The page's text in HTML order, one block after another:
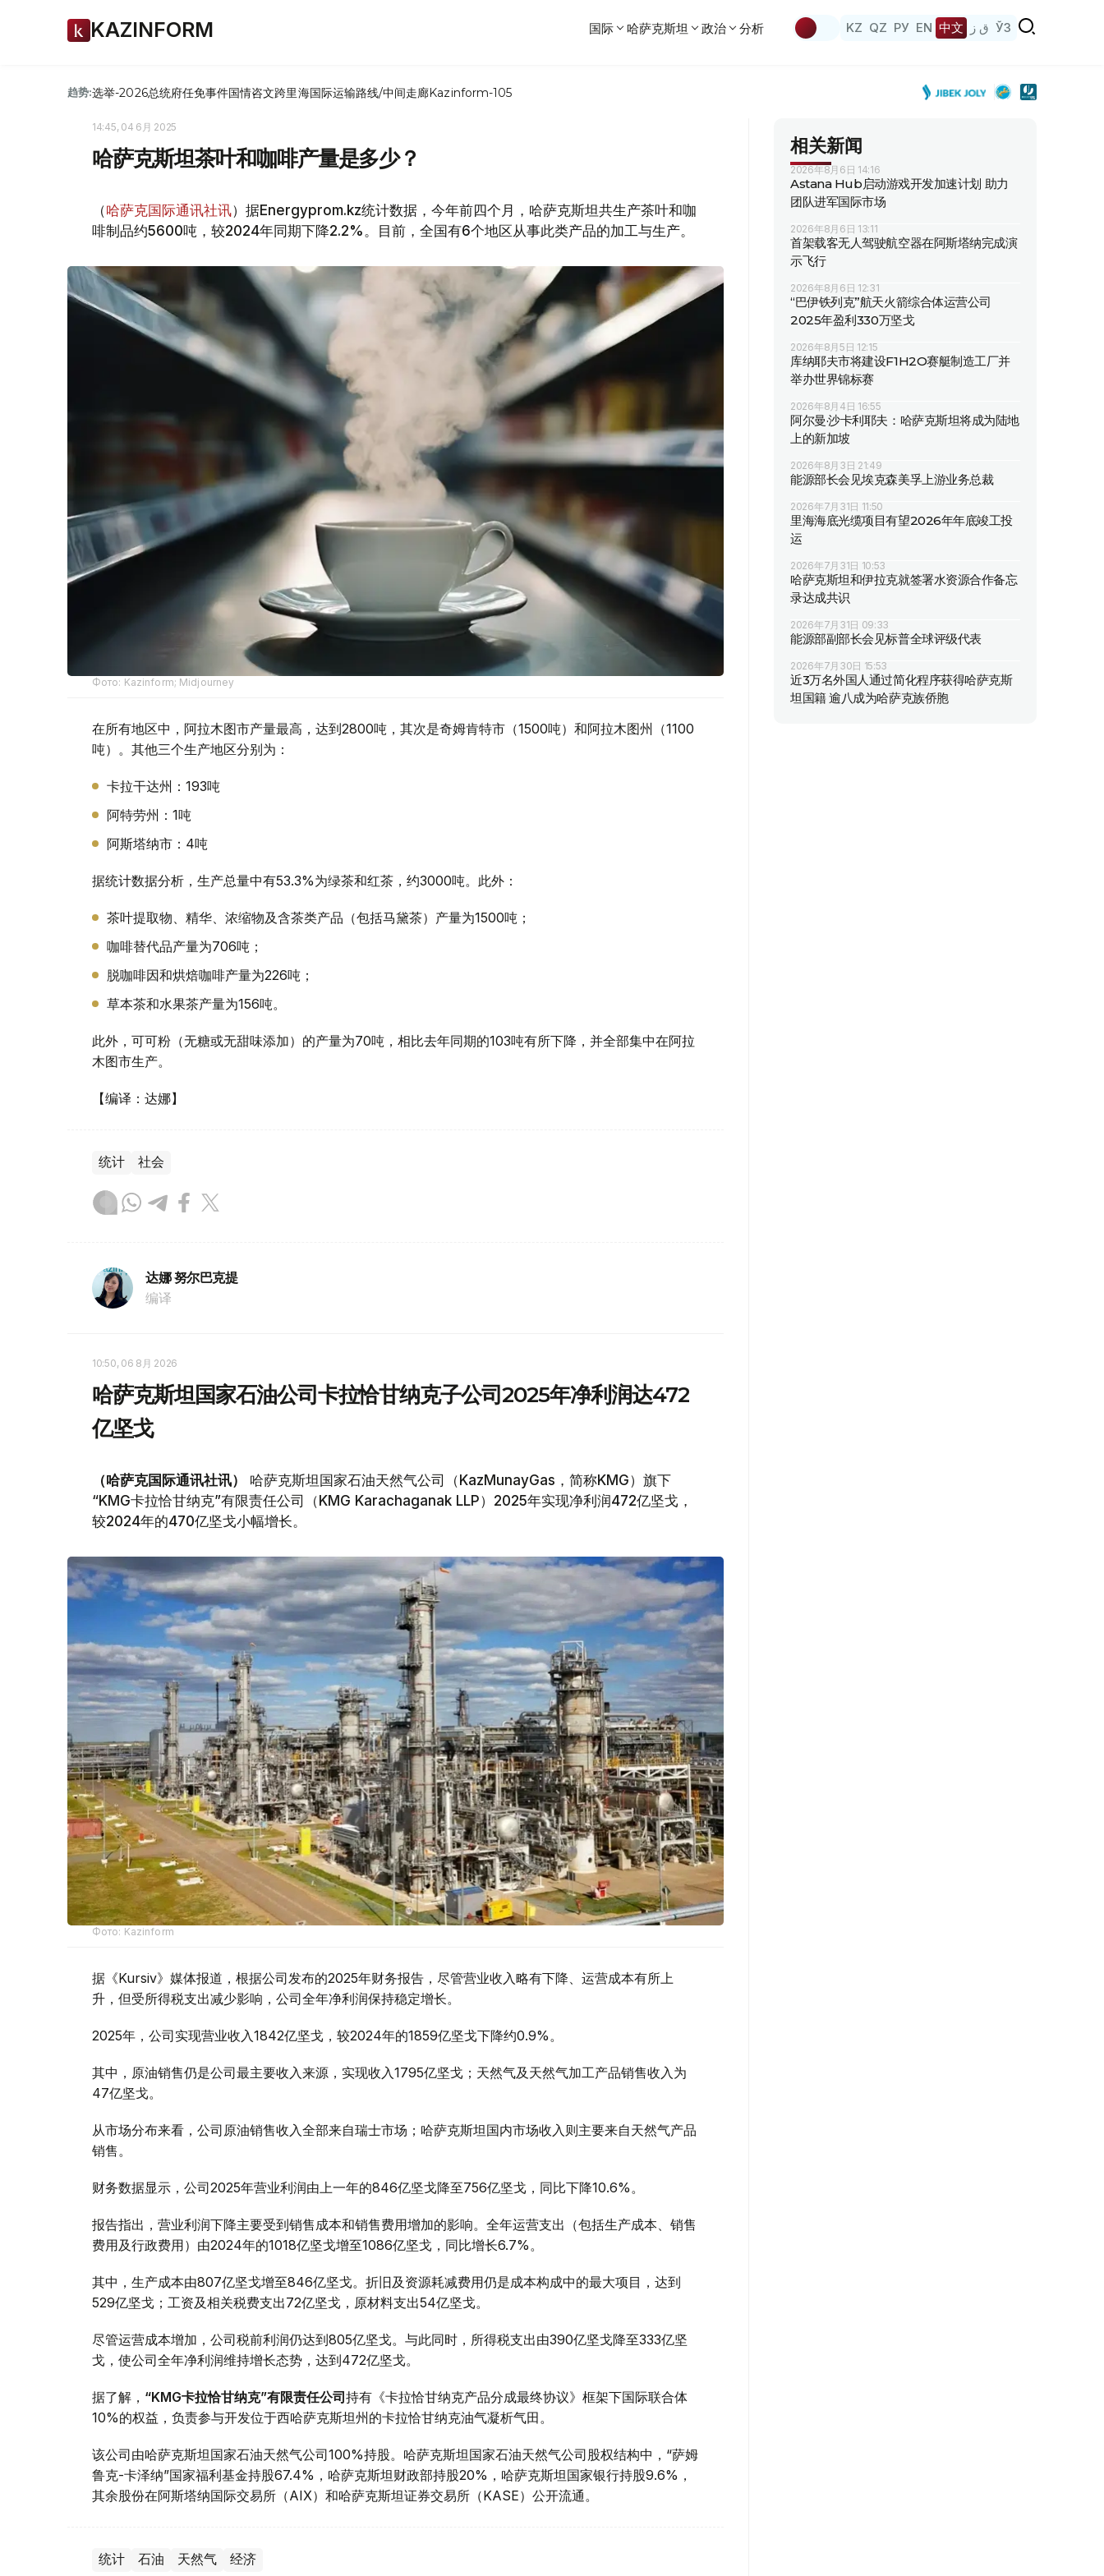
KAZINFORM 国际 哈萨克斯坦 政治 分析 KZ QZ РУ EN 中文 ق ز ЎЗ
趋势:选举-2026总统府任免事件国情咨文跨里海国际运输路线/中间走廊Kazinform-105
14:45, 04 6月 2025
哈萨克斯坦茶叶和咖啡产量是多少？
（哈萨克国际通讯社讯）据Еnergyprom.kz统计数据，今年前四个月，哈萨克斯坦共生产茶叶和咖
啡制品约5600吨，较2024年同期下降2.2%。目前，全国有6个地区从事此类产品的加工与生产。
Фото: Kazinform; Midjourney
在所有地区中，阿拉木图市产量最高，达到2800吨，其次是奇姆肯特市（1500吨）和阿拉木图州（1100
吨）。其他三个生产地区分别为：
卡拉干达州：193吨
阿特劳州：1吨
阿斯塔纳市：4吨
据统计数据分析，生产总量中有53.3%为绿茶和红茶，约3000吨。此外：
茶叶提取物、精华、浓缩物及含茶类产品（包括马黛茶）产量为1500吨；
咖啡替代品产量为706吨；
脱咖啡因和烘焙咖啡产量为226吨；
草本茶和水果茶产量为156吨。
此外，可可粉（无糖或无甜味添加）的产量为70吨，相比去年同期的103吨有所下降，并全部集中在阿拉
木图市生产。
【编译：达娜】
统计 社会
达娜 努尔巴克提
编译
10:50, 06 8月 2026
哈萨克斯坦国家石油公司卡拉恰甘纳克子公司2025年净利润达472
亿坚戈
（哈萨克国际通讯社讯）
哈萨克斯坦国家石油天然气公司（KazMunayGas，简称KMG）旗下
“KMG卡拉恰甘纳克”有限责任公司（KMG Karachaganak LLP）2025年实现净利润472亿坚戈，
较2024年的470亿坚戈小幅增长。
Фото: Kazinform
据《Kursiv》媒体报道，根据公司发布的2025年财务报告，尽管营业收入略有下降、运营成本有所上
升，但受所得税支出减少影响，公司全年净利润保持稳定增长。
2025年，公司实现营业收入1842亿坚戈，较2024年的1859亿坚戈下降约0.9%。
其中，原油销售仍是公司最主要收入来源，实现收入1795亿坚戈；天然气及天然气加工产品销售收入为
47亿坚戈。
从市场分布来看，公司原油销售收入全部来自瑞士市场；哈萨克斯坦国内市场收入则主要来自天然气产品
销售。
财务数据显示，公司2025年营业利润由上一年的846亿坚戈降至756亿坚戈，同比下降10.6%。
报告指出，营业利润下降主要受到销售成本和销售费用增加的影响。全年运营支出（包括生产成本、销售
费用及行政费用）由2024年的1018亿坚戈增至1086亿坚戈，同比增长6.7%。
其中，生产成本由807亿坚戈增至846亿坚戈。折旧及资源耗减费用仍是成本构成中的最大项目，达到
529亿坚戈；工资及相关税费支出72亿坚戈，原材料支出54亿坚戈。
尽管运营成本增加，公司税前利润仍达到805亿坚戈。与此同时，所得税支出由390亿坚戈降至333亿坚
戈，使公司全年净利润维持增长态势，达到472亿坚戈。
据了解， “KMG卡拉恰甘纳克”有限责任公司持有《卡拉恰甘纳克产品分成最终协议》框架下国际联合体
10%的权益，负责参与开发位于西哈萨克斯坦州的卡拉恰甘纳克油气凝析气田。
该公司由哈萨克斯坦国家石油天然气公司100%持股。哈萨克斯坦国家石油天然气公司股权结构中，“萨姆
鲁克-卡泽纳”国家福利基金持股67.4%，哈萨克斯坦财政部持股20%，哈萨克斯坦国家银行持股9.6%，
其余股份在阿斯塔纳国际交易所（AIX）和哈萨克斯坦证券交易所（KASE）公开流通。
统计 石油 天然气 经济
相关新闻
2026年8月6日 14:16
Astana Hub启动游戏开发加速计划 助力
团队进军国际市场
2026年8月6日 13:11
首架载客无人驾驶航空器在阿斯塔纳完成演
示飞行
2026年8月6日 12:31
“巴伊铁列克”航天火箭综合体运营公司
2025年盈利330万坚戈
2026年8月5日 12:15
库纳耶夫市将建设F1H2O赛艇制造工厂并
举办世界锦标赛
2026年8月4日 16:55
阿尔曼·沙卡利耶夫：哈萨克斯坦将成为陆地
上的新加坡
2026年8月3日 21:49
能源部长会见埃克森美孚上游业务总裁
2026年7月31日 11:50
里海海底光缆项目有望2026年年底竣工投
运
2026年7月31日 10:53
哈萨克斯坦和伊拉克就签署水资源合作备忘
录达成共识
2026年7月31日 09:33
能源部副部长会见标普全球评级代表
2026年7月30日 15:53
近3万名外国人通过简化程序获得哈萨克斯
坦国籍 逾八成为哈萨克族侨胞